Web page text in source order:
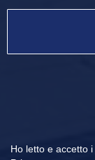
Ho letto e accetto i